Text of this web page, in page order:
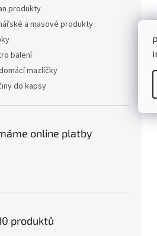
produkty
a masové produkty
balení
mazlíčky
do kapsy
online platby
produktů